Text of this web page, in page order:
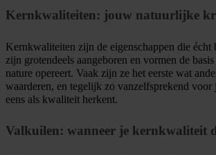
Kernkwaliteiten: jouw natuurlijke
Kernkwaliteiten zijn de eigenschappen die
zijn grotendeels aangeboren en vormen de
nature opereert. Vaak zijn ze het eerste wat
waarderen, en tegelijk zo vanzelfsprekend voor
eens als kwaliteit herkent.
Valkuilen: wanneer je kernkwaliteit